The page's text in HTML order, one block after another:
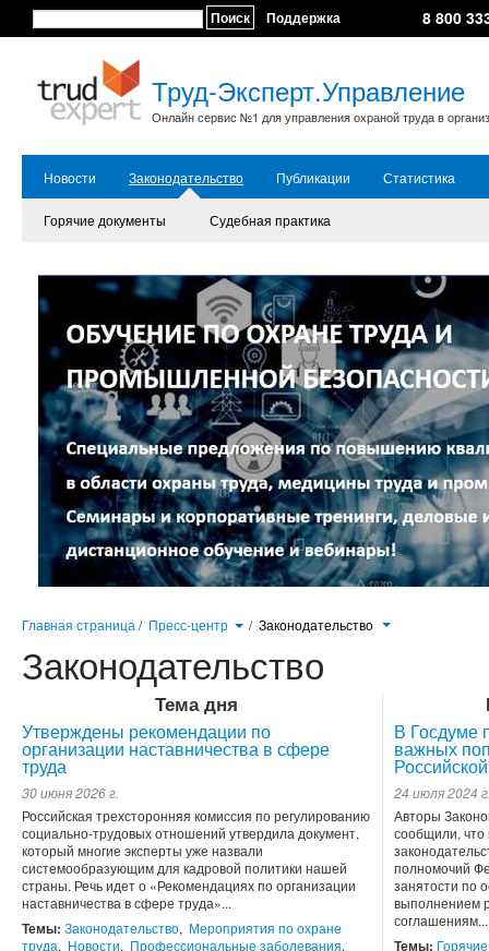
Поиск Поддержка 8 800
Труд-Эксперт.Управление
Онлайн сервис №1 для управления охраной труда в
Новости Законодательство Публикации Статистика
Горячие документы Судебная практика
Главная страница / Пресс-центр / Законодательство
Законодательство
Тема дня
Утверждены рекомендации по
организации наставничества в сфере
труда
30 июня 2026 г.
Российская трехсторонняя комиссия по регулированию
социально-трудовых отношений утвердила документ,
который многие эксперты уже назвали
системообразующим для кадровой политики нашей
страны. Речь идет о «Рекомендациях по организации
наставничества в сфере труда»...
Темы: Законодательство, Мероприятия по охране
труда, Новости, Профессиональные заболевания,
В Госдуме
важных
24 июля 2024
Авторы
сообщили,
полномочий
занятости по
выполнением
соглашениям...
Темы: